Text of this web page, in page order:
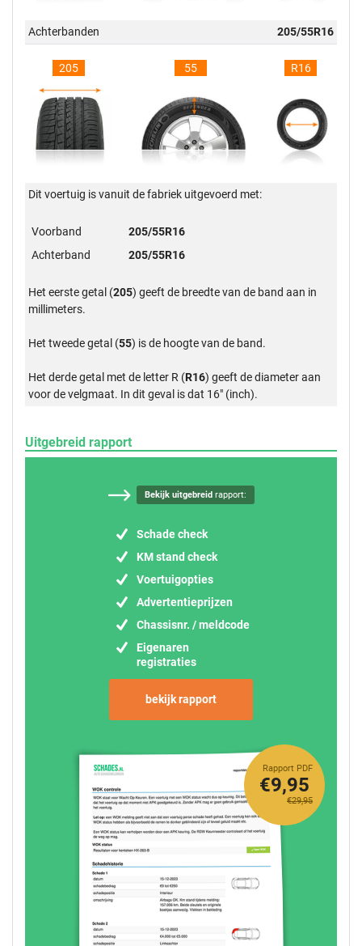
Achterbanden 205/55R16
205 55 R16
Dit voertuig is vanuit de fabriek uitgevoerd met:
Voorband
205/55R16
Achterband
205/55R16
Het eerste getal (205) geeft de breedte van de band aan in
millimeters.
Het tweede getal (55) is de hoogte van de band.
Het derde getal met de letter R (R16) geeft de diameter aan
voor de velgmaat. In dit geval is dat 16" (inch).
Uitgebreid rapport
Bekijk uitgebreid rapport:
Schade check
KM stand check
Voertuigopties
Advertentieprijzen
Chassisnr. / meldcode
Eigenaren
registraties
bekijk rapport
Rapport PDF
€29,95
€9,95